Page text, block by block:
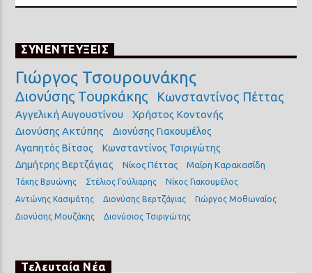
ΣΥΝΕΝΤΕΥΞΕΙΣ
Γιώργος Τσουρουνάκης
Διονύσης Τουρκάκης Κωνσταντίνος Πέττας
Αγγελική Αυγουστίνου
Χρήστος Κοντονής
Διονύσης Ακτύπης
Διονύσης Γιακουμέλος
Αγαπητός Βίτσος
Κωνσταντίνος Τσιριγώτης
Δημήτρης Βερτζάγιας
Νίκος Πέττας Μαίρη Καρακασίδη
Τάκης Βρυώνης Στέλιος Γούλιαρης
Νίκος Γιακουμέλος
Αντώνης Κασιμάτης
Διονύσης Βερτζάγιας
Γιώργος Μοθωναίος
Διονύσης Μουζάκης
Διονύσιος Τσιριγώτης
Τελευταία Νέα